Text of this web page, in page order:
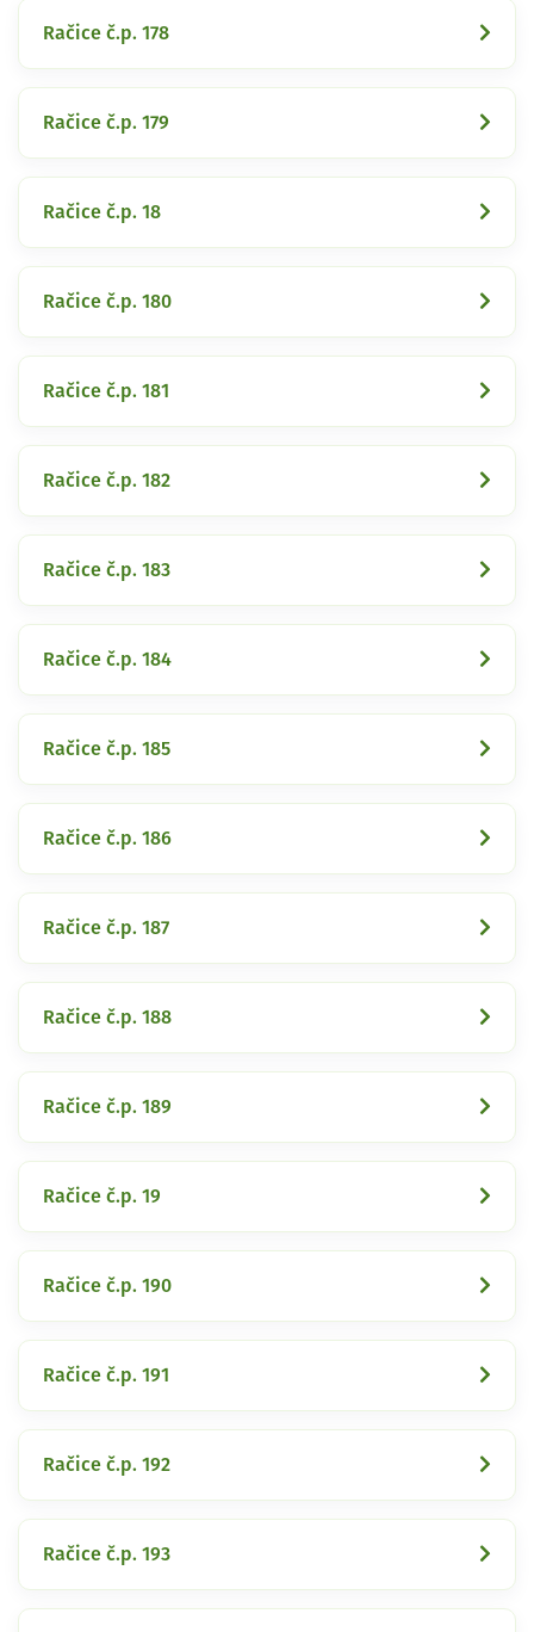
Račice č.p. 178
Račice č.p. 179
Račice č.p. 18
Račice č.p. 180
Račice č.p. 181
Račice č.p. 182
Račice č.p. 183
Račice č.p. 184
Račice č.p. 185
Račice č.p. 186
Račice č.p. 187
Račice č.p. 188
Račice č.p. 189
Račice č.p. 19
Račice č.p. 190
Račice č.p. 191
Račice č.p. 192
Račice č.p. 193